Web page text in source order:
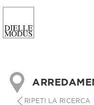
RIPETI LA RICERCA